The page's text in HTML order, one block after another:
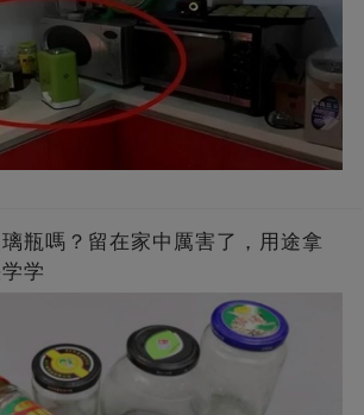
瓶嗎？留在家中厲害了，用途拿
学